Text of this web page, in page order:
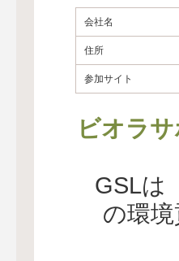
会社名
住所
参加サイト
ビオラ
GSLは
の環